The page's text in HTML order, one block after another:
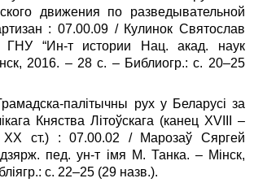
движения по разведывательной
: 07.00.09 / Кулинок Святослав
ГНУ “Ин-т истории Нац. акад. наук
2016. – 28 с. – Библиогр.: с. 20–25
палітычны рух у Беларусі за
Княства Літоўскага (канец XVIII –
XX ст.) : 07.00.02 / Марозаў Сяргей
пед. ун‑т імя М. Танка. – Мінск,
с. 22–25 (29 назв.).